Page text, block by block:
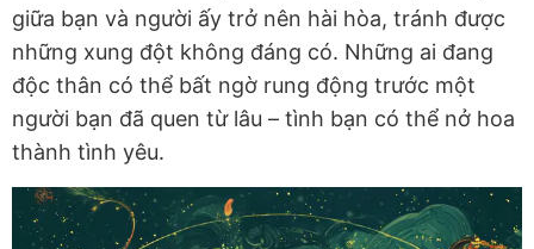
giữa bạn và người ấy trở nên hài hòa, tránh được
những xung đột không đáng có. Những ai đang
độc thân có thể bất ngờ rung động trước một
người bạn đã quen từ lâu – tình bạn có thể nở hoa
thành tình yêu.